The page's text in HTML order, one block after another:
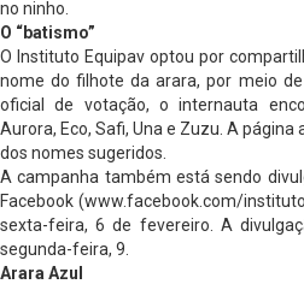
no ninho.
O “batismo”
O Instituto Equipav optou por
nome do filhote da arara, por meio
oficial de votação, o internauta
Aurora, Eco, Safi, Una e Zuzu. A
dos nomes sugeridos.
A campanha também está sendo
Facebook (www.facebook.com/
sexta-feira, 6 de fevereiro. A
segunda-feira, 9.
Arara Azul